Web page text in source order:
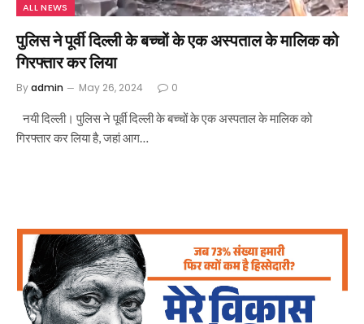
ALL NEWS
पुलिस ने पूर्वी दिल्ली के बच्चों के एक अस्पताल के मालिक को
गिरफ्तार कर लिया
Byadmin May 26, 2024 0
नयी दिल्ली। पुलिस ने पूर्वी दिल्ली के बच्चों के एक अस्पताल के मालिक को
गिरफ्तार कर लिया है, जहां आग…